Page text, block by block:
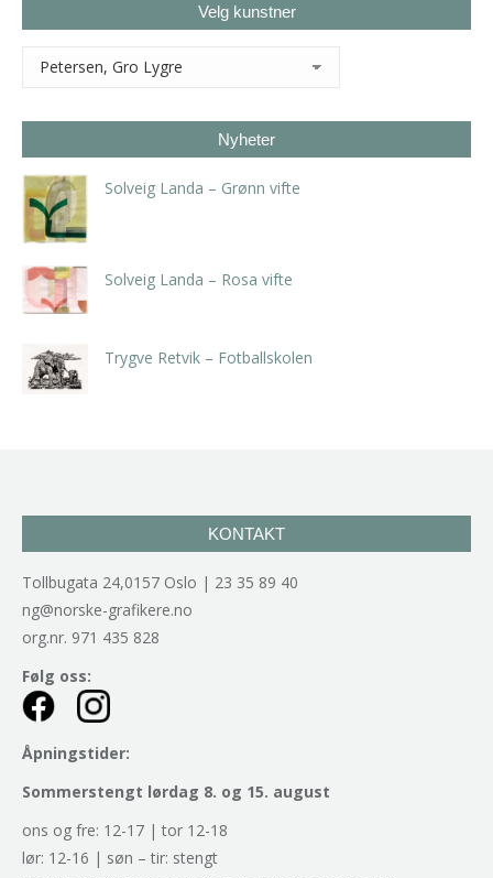
Velg kunstner
Nyheter
Solveig Landa – Grønn vifte
Solveig Landa – Rosa vifte
Trygve Retvik – Fotballskolen
KONTAKT
Tollbugata 24,0157 Oslo | 23 35 89 40
ng@norske-grafikere.no
org.nr. 971 435 828
Følg oss:
Åpningstider:
Sommerstengt lørdag 8. og 15. august
ons og fre: 12-17 | tor 12-18
lør: 12-16 | søn – tir: stengt